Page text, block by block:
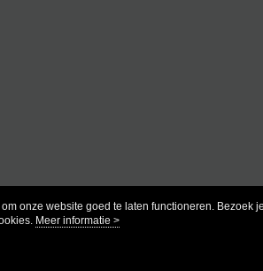
onze website goed te laten functioneren. Bezoek
Meer informatie >